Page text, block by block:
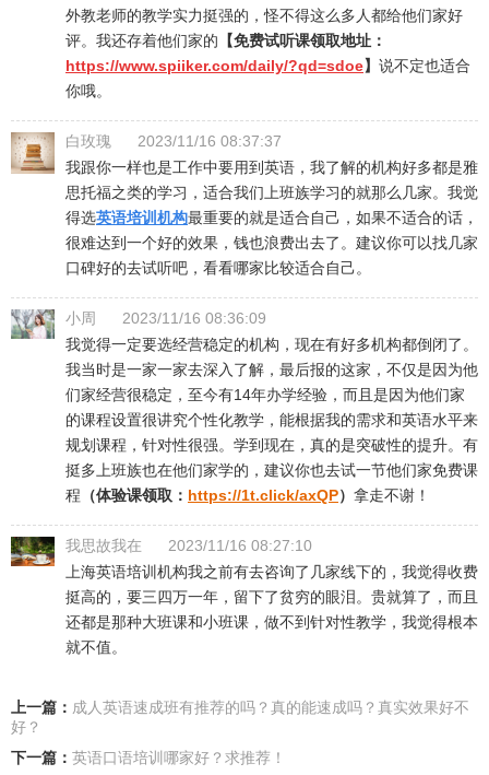
外教老师的教学实力挺强的，怪不得这么多人都给他们家好
评。我还存着他们家的 【免费试听课领取地址：
https://www.spiiker.com/daily/?qd=sdoe】 说不定也适合
你哦。
白玫瑰
2023/11/16 08:37:37
我跟你一样也是工作中要用到英语，我了解的机构好多都是雅
思托福之类的学习，适合我们上班族学习的就那么几家。我觉
得选英语培训机构最重要的就是适合自己，如果不适合的话，
很难达到一个好的效果，钱也浪费出去了。建议你可以找几家
口碑好的去试听吧，看看哪家比较适合自己。
小周
2023/11/16 08:36:09
我觉得一定要选经营稳定的机构，现在有好多机构都倒闭了。
我当时是一家一家去深入了解，最后报的这家，不仅是因为他
们家经营很稳定，至今有14年办学经验，而且是因为他们家
的课程设置很讲究个性化教学，能根据我的需求和英语水平来
规划课程，针对性很强。学到现在，真的是突破性的提升。有
挺多上班族也在他们家学的，建议你也去试一节他们家免费课
程 （体验课领取： https://1t.click/axQP） 拿走不谢！
我思故我在
2023/11/16 08:27:10
上海英语培训机构我之前有去咨询了几家线下的，我觉得收费
挺高的，要三四万一年，留下了贫穷的眼泪。贵就算了，而且
还都是那种大班课和小班课，做不到针对性教学，我觉得根本
就不值。
上一篇： 成人英语速成班有推荐的吗？真的能速成吗？真实效果好不
好？
下一篇： 英语口语培训哪家好？求推荐！